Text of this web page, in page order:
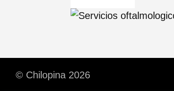
© Chilopina 2026